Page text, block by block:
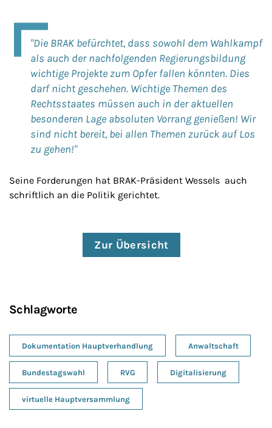
"Die BRAK befürchtet, dass sowohl dem Wahlkampf
als auch der nachfolgenden Regierungsbildung
wichtige Projekte zum Opfer fallen könnten. Dies
darf nicht geschehen. Wichtige Themen des
Rechtsstaates müssen auch in der aktuellen
besonderen Lage absoluten Vorrang genießen! Wir
sind nicht bereit, bei allen Themen zurück auf Los
zu gehen!"
Seine Forderungen hat BRAK-Präsident Wessels auch
schriftlich an die Politik gerichtet.
Zur Übersicht
Schlagworte
Dokumentation Hauptverhandlung Anwaltschaft
Bundestagswahl RVG Digitalisierung
virtuelle Hauptversammlung